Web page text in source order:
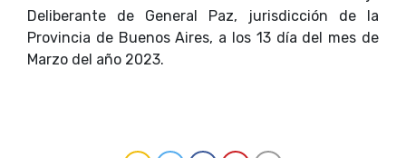
Deliberante de General Paz, jurisdicción de la
Provincia de Buenos Aires, a los 13 día del mes de
Marzo del año 2023.